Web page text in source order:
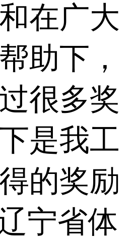
在广大
助下，
很多奖
是我工
的奖励
宁省体